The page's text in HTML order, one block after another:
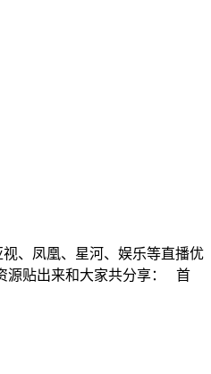
、凤凰、星河、娱乐等直播优
源贴出来和大家共分享： 首